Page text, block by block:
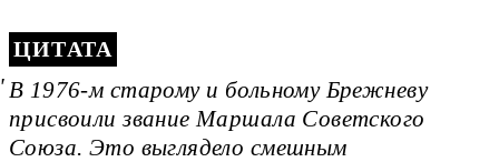
ЦИТАТА
В 1976-м старому и больному Брежневу
присвоили звание Маршала Советского
Союза. Это выглядело смешным